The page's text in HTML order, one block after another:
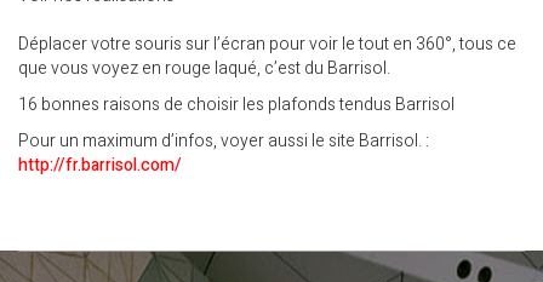
Déplacer votre souris sur l’écran pour voir le tout en 360°, tous ce
que vous voyez en rouge laqué, c’est du Barrisol.
16 bonnes raisons de choisir les plafonds tendus Barrisol
Pour un maximum d’infos, voyer aussi le site Barrisol. :
http://fr.barrisol.com/